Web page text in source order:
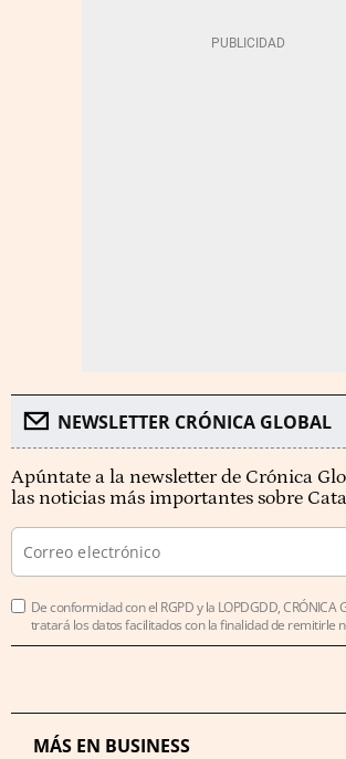
NEWSLETTER CRÓNICA GLOBAL
Apúntate a la newsletter de Crónica
las noticias más importantes sobre
De conformidad con el RGPD y la LOPDGDD, CRÓNICA
tratará los datos facilitados con la finalidad de remitirle
MÁS EN BUSINESS